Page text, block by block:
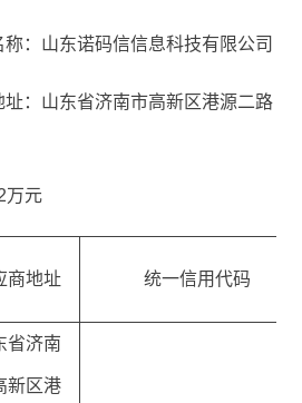
：山东诺码信信息科技有限公司
址：山东省济南市高新区港源二路
万元
商地址 统一信用代码
省济南
新区港